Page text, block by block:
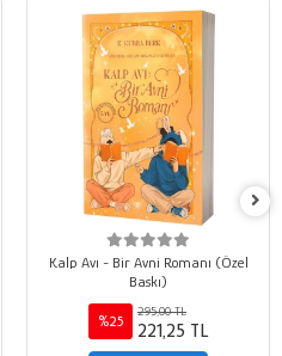
Kalp Avı - Bir Avni Romanı (Özel
Baskı)
%25
295,00 TL
221,25 TL